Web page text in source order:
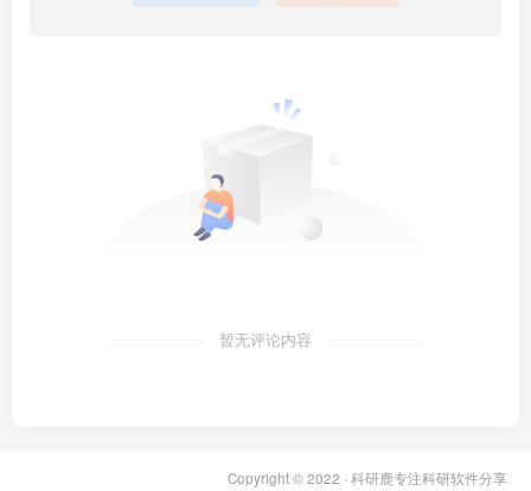
暂无评论内容
Copyright © 2022 · 科研鹿专注科研软件分享